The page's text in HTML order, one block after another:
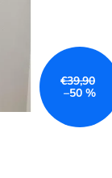
€39,90
–50 %